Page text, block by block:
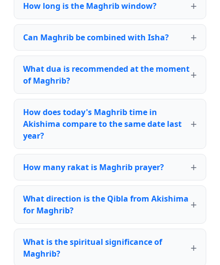
How long is the Maghrib window?
Can Maghrib be combined with Isha?
What dua is recommended at the moment
of Maghrib?
How does today's Maghrib time in
Akishima compare to the same date last
year?
How many rakat is Maghrib prayer?
What direction is the Qibla from Akishima
for Maghrib?
What is the spiritual significance of
Maghrib?